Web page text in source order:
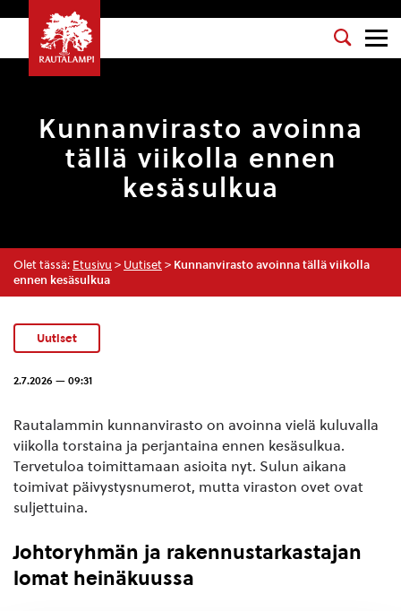
Kunnanvirasto avoinna
tällä viikolla ennen
kesäsulkua
Olet tässä: Etusivu > Uutiset > Kunnanvirasto avoinna tällä viikolla
ennen kesäsulkua
Uutiset
2.7.2026 — 09:31
Rautalammin kunnanvirasto on avoinna vielä kuluvalla
viikolla torstaina ja perjantaina ennen kesäsulkua.
Tervetuloa toimittamaan asioita nyt. Sulun aikana
toimivat päivystysnumerot, mutta viraston ovet ovat
suljettuina.
Johtoryhmän ja rakennustarkastajan
lomat heinäkuussa